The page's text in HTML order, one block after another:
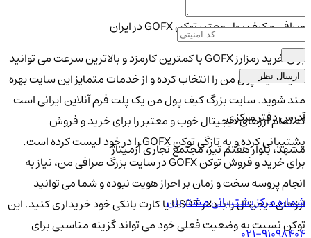
صرافی و کیف پول معتبر توکن GOFX در ایران
برای خرید رمزارز GOFX با کمترین کارمزد و بالاترین سرعت می توانید
سایت کیف پول من را انتخاب کرده و از خدمات متمایز این سایت بهره
مند شوید. سایت بزرگ کیف پول من یک پلت فرم آنلاین ایرانی است
که تمام ارزهای دیجیتال خوب و معتبر را برای خرید و فروش
پشتیبانی کرده و به تازگی توکن GOFX را در خود لیست کرده است.
برای خرید و فروش توکن GOFX در سایت بزرگ صرافی من، نیاز به
انجام پروسه سخت و زمان بر احراز هویت نبوده و شما می توانید
ارزهای دیجیتال را با دلار USDT یا کارت بانکی خود خریداری کنید. این
توکن نسبت به وضعیت فعلی خود می تواند گزینه مناسبی برای
ارسال نظر
آدرس دفتر مرکزی
مشهد، بلوار هفتم تیر، مجتمع تجاری آرمیتاژ
شماره مرکز پشتیبانی مشتریان